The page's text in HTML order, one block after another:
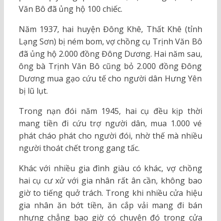
Văn Bô đã ủng hộ 100 chiếc.
Năm 1937, hai huyện Đông Khê, Thất Khê (tỉnh
Lạng Sơn) bị ném bom, vợ chồng cụ Trịnh Văn Bô
đã ủng hộ 2.000 đồng Đông Dương. Hai năm sau,
ông bà Trịnh Văn Bô cũng bỏ 2.000 đồng Đông
Dương mua gạo cứu tế cho người dân Hưng Yên
bị lũ lụt.
Trong nạn đói năm 1945, hai cụ đều kịp thời
mang tiền đi cứu trợ người dân, mua 1.000 vé
phát cháo phát cho người đói, nhờ thế mà nhiều
người thoát chết trong gang tấc.
Khác với nhiều gia đình giàu có khác, vợ chồng
hai cụ cư xử với gia nhân rất ân cần, không bao
giờ to tiếng quở trách. Trong khi nhiều cửa hiệu
gia nhân ăn bớt tiền, ăn cắp vải mang đi bán
nhưng chẳng bao giờ có chuyện đó trong cửa